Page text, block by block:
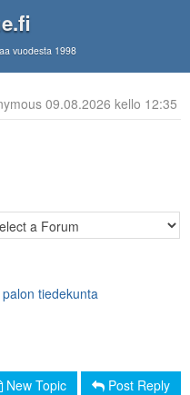
vuodesta 1998
09.08.2026 kello 12:35
tiedekunta
New Topic Post Reply